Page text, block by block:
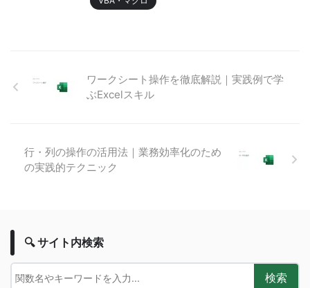
ワークシート操作を徹底解説｜実践例で学
ぶExcelスキル
行・列の操作の活用法｜業務効率化のため
の実践的テクニック
🔍 サイト内検索
検索